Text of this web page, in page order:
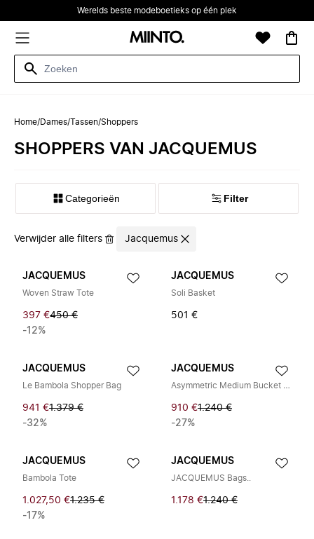
Werelds beste modeboetieks op één plek
Home/Dames/Tassen/Shoppers
SHOPPERS VAN JACQUEMUS
Categorieën Filter
Verwijder alle filters Jacquemus
JACQUEMUS
Woven Straw Tote
397 €450 €
-12%
JACQUEMUS
Soli Basket
501 €
JACQUEMUS
Le Bambola Shopper Bag
941 €1.379 €
-32%
JACQUEMUS
Asymmetric Medium Bucket Bag
910 €1.240 €
-27%
JACQUEMUS
Bambola Tote
1.027,50 €1.235 €
-17%
JACQUEMUS
JACQUEMUS Bags..
1.178 €1.240 €